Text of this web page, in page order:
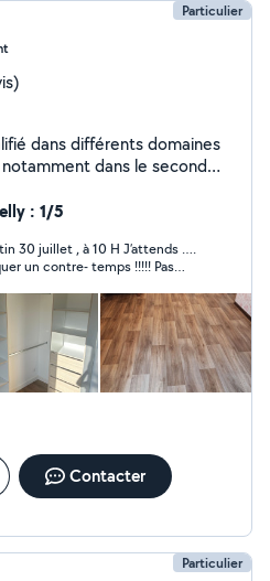
Particulier
dans différents domaines
dans le second
: 1/5
30 juillet , à 10 H J’attends ….
un contre- temps !!!!! Pas
Contacter
Particulier